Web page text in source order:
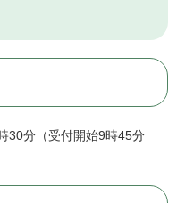
分（受付開始9時45分